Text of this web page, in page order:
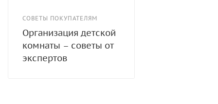
СОВЕТЫ ПОКУПАТЕЛЯМ
Организация детской
комнаты – советы от
экспертов